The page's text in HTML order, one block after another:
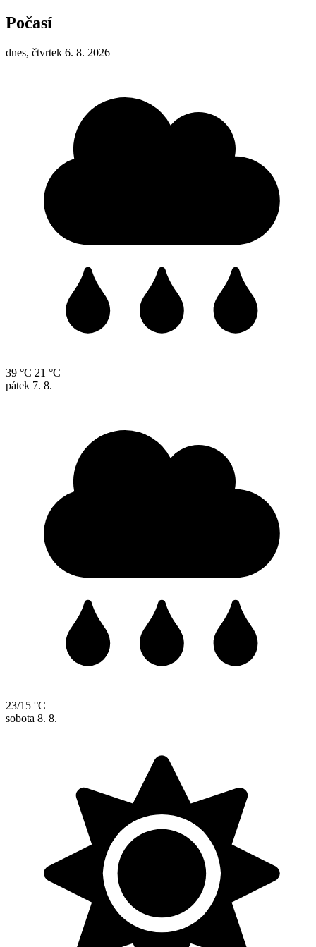
Počasí
dnes, čtvrtek 6. 8. 2026
39 °C 21 °C
pátek 7. 8.
23/15 °C
sobota 8. 8.